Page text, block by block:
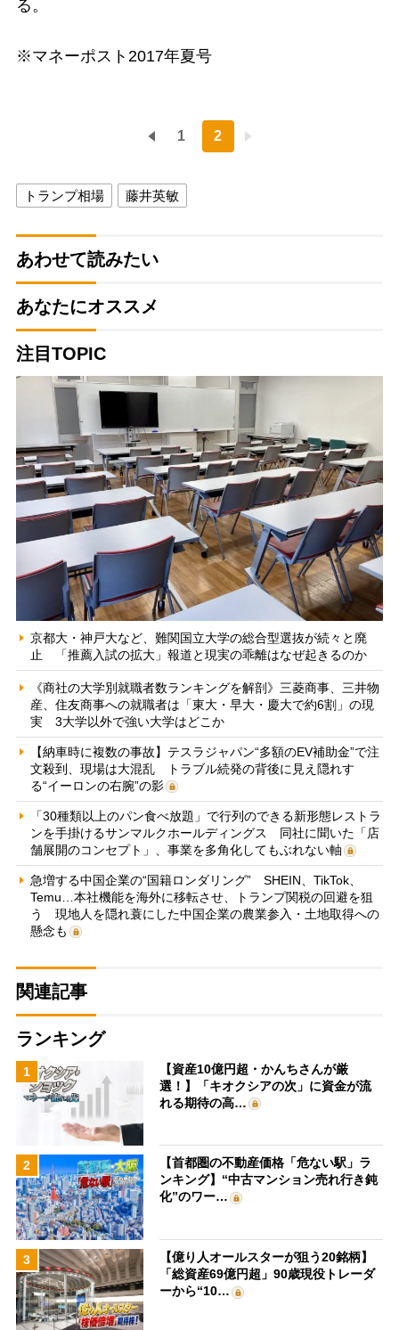
る。
※マネーポスト2017年夏号
1 2
トランプ相場 藤井英敏
あわせて読みたい
あなたにオススメ
注目TOPIC
京都大・神戸大など、難関国立大学の総合型選抜が続々と廃
止 「推薦入試の拡大」報道と現実の乖離はなぜ起きるのか
《商社の大学別就職者数ランキングを解剖》三菱商事、三井物
産、住友商事への就職者は「東大・早大・慶大で約6割」の現
実 3大学以外で強い大学はどこか
【納車時に複数の事故】テスラジャパン“多額のEV補助金”で注
文殺到、現場は大混乱 トラブル続発の背後に見え隠れす
る“イーロンの右腕”の影
「30種類以上のパン食べ放題」で行列のできる新形態レストラ
ンを手掛けるサンマルクホールディングス 同社に聞いた「店
舗展開のコンセプト」、事業を多角化してもぶれない軸
急増する中国企業の“国籍ロンダリング” SHEIN、TikTok、
Temu…本社機能を海外に移転させ、トランプ関税の回避を狙
う 現地人を隠れ蓑にした中国企業の農業参入・土地取得への
懸念も
関連記事
ランキング
1
【資産10億円超・かんちさんが厳
選！】「キオクシアの次」に資金が流
れる期待の高…
2
【首都圏の不動産価格「危ない駅」ラ
ンキング】“中古マンション売れ行き鈍
化”のワー…
3
【億り人オールスターが狙う20銘柄】
「総資産69億円超」90歳現役トレーダ
ーから“10…